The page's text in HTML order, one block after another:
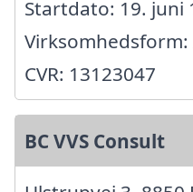
Startdato: 19. juni
CVR: 13123047
BC VVS Consult